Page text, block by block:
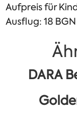
Aufpreis für
Ausflug: 18
DARA